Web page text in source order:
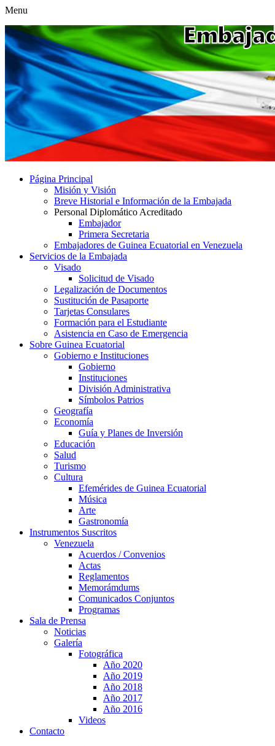
Menu
Página Principal
Misión y Visión
Breve Historial e Información de la Embajada
Personal Diplomático Acreditado
Embajador
Primera Secretaria
Embajadores de Guinea Ecuatorial en Venezuela
Servicios de la Embajada
Visado
Solicitud de Visado
Legalización de Documentos
Sustitución de Pasaporte
Tarjetas Consulares
Formación para el Estudiante
Asistencia en Caso de Emergencia
Sobre Guinea Ecuatorial
Gobierno e Instituciones
Gobierno
Instituciones
División Administrativa
Símbolos Patrios
Geografía
Economía
Guía y Planes de Inversión
Educación
Salud
Turismo
Cultura
Efemérides de Guinea Ecuatorial
Música
Arte
Gastronomía
Instrumentos Suscritos
Venezuela
Acuerdos / Convenios
Actas
Reglamentos
Memorámdums
Comunicados Conjuntos
Programas
Sala de Prensa
Noticias
Galería
Fotográfica
Año 2020
Año 2019
Año 2018
Año 2017
Año 2016
Videos
Contacto